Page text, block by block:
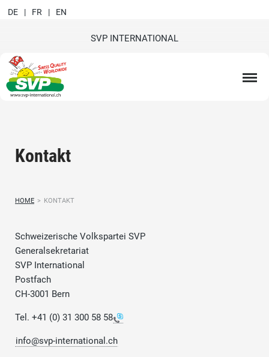
SVP INTERNATIONAL
DE FR EN
Kontakt
HOME > KONTAKT
Schweizerische Volkspartei SVP
Generalsekretariat
SVP International
Postfach
CH-3001 Bern
Tel. +41 (0) 31 300 58 58
info@svp-international.ch